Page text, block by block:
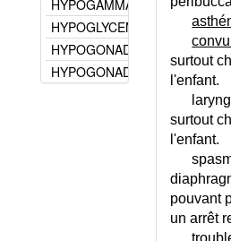
MALABSORPTION
(SYNDROME DE)
METABOLISME DU
CALCIUM
PANCREATITE AIGUE
HYPOPARATHYROIDIE
HYPOGAMMAGLOBULINEMIE
HYPOGLYCEMIE
HYPOGONADISME FEMININ
HYPOGONADISME MASCULIN
HYPOKALIEMIE - CONSEILS
HYPOPARATHYROIDIE
HYPOPHOSPHATASIE
HYPOPHOSPHOREMIE
surtout
l'enfant.
surtout
l'enfant.
pouvant
un arrêt